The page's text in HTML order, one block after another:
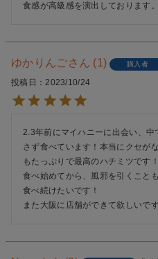
食感が高級感を演出しております。
ゆかりんご 1 購入者
投稿日 2023/10/24
2.3年前にマイハニーに出会い、
さず食べています！本当にクセが
もたっぷりで最高のハチミツです！
食べ始めてから、風邪を引くこと
食べ続けたいです！
また大阪に店舗ができて欲しいです